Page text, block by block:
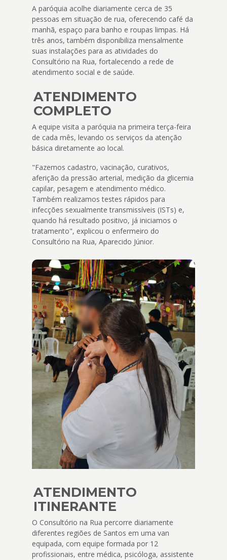
A paróquia acolhe diariamente cerca de 35
pessoas em situação de rua, oferecendo café da
manhã, espaço para banho e roupas limpas. Há
três anos, também disponibiliza mensalmente
suas instalações para as atividades do
Consultório na Rua, fortalecendo a rede de
atendimento social e de saúde.
ATENDIMENTO
COMPLETO
A equipe visita a paróquia na primeira terça-feira
de cada mês, levando os serviços da atenção
básica diretamente ao local.
"Fazemos cadastro, vacinação, curativos,
aferição da pressão arterial, medição da glicemia
capilar, pesagem e atendimento médico.
Também realizamos testes rápidos para
infecções sexualmente transmissíveis (ISTs) e,
quando há resultado positivo, já iniciamos o
tratamento", explicou o enfermeiro do
Consultório na Rua, Aparecido Júnior.
ATENDIMENTO
ITINERANTE
O Consultório na Rua percorre diariamente
diferentes regiões de Santos em uma van
equipada, com equipe formada por 12
profissionais, entre médica, psicóloga, assistente